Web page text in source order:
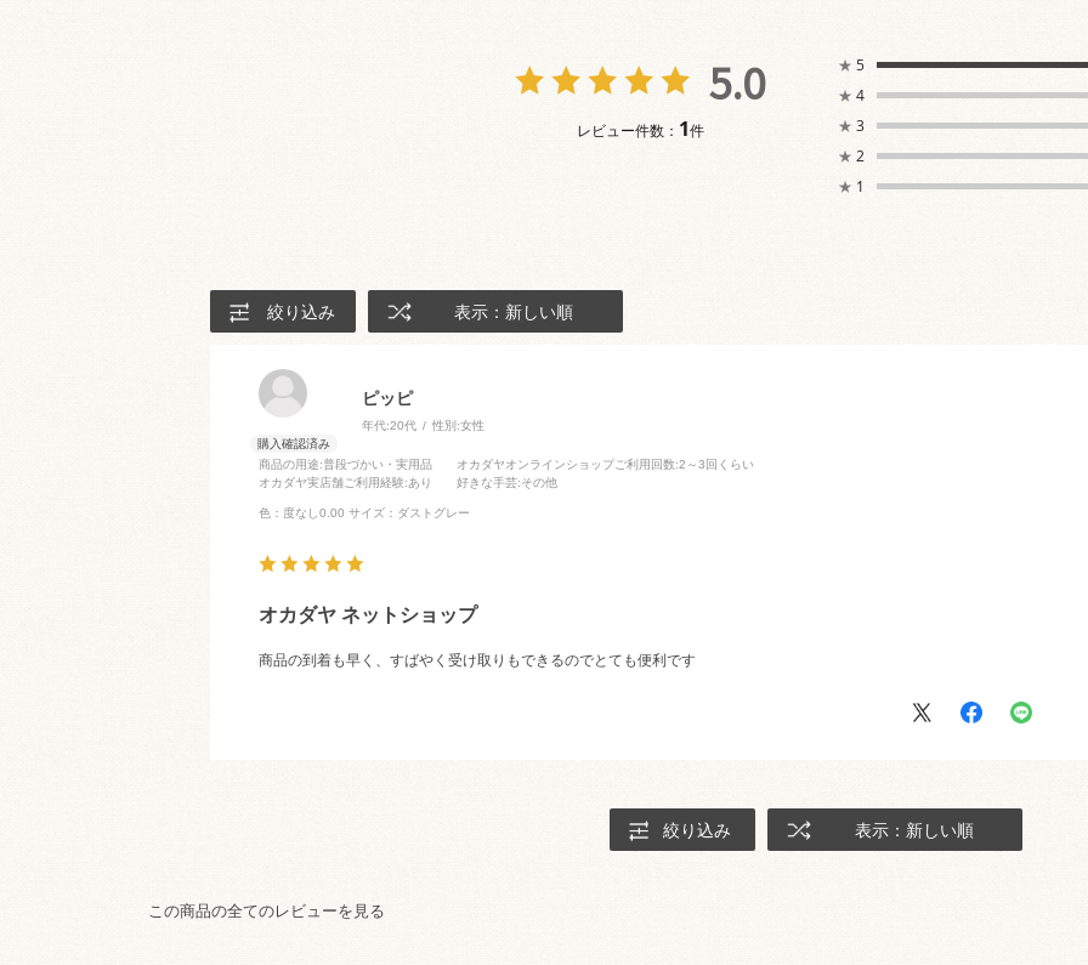
5.0
レビュー件数： 1件
★ 5
★ 4
★ 3
★ 2
★ 1
絞り込み 表示：新しい順
ピッピ
年代:20代 性別:女性
商品の用途:普段づかい・実用品 オカダヤオンラインショップご利用回数:2～3回くらい
オカダヤ実店舗ご利用経験:あり 好きな手芸:その他
色：度なし0.00 サイズ：ダストグレー
オカダヤ ネットショップ
商品の到着も早く、すばやく受け取りもできるのでとても便利です
絞り込み 表示：新しい順
この商品の全てのレビューを見る